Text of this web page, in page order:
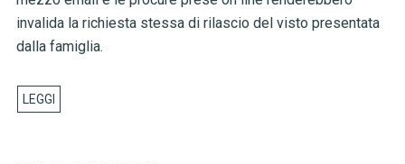
invalida la richiesta stessa di rilascio del visto presentata
dalla famiglia.